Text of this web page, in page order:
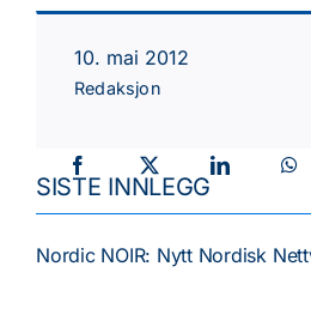
NGF
10. mai 2012
Redaksjon
SISTE INNLEGG
Nordic NOIR: Nytt Nordisk